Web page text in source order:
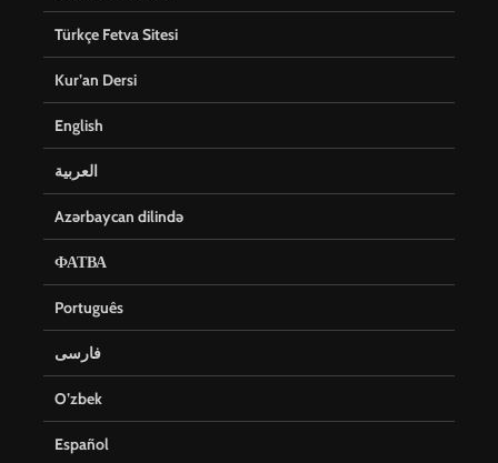
Türkçe Fetva Sitesi
Kur’an Dersi
English
العربية
Azərbaycan dilində
ФАТВА
Português
فارسی
O’zbek
Español